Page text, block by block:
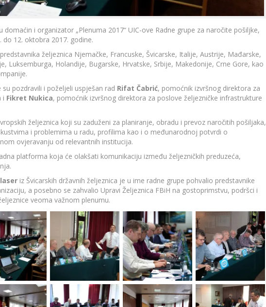
domaćin i organizator „Plenuma 2017“ UIC-ove Radne grupe za naročite pošiljke,
12. oktobra 2017. godine.
željeznica Njemačke, Francuske, Švicarske, Italije, Austrije, Mađarske,
Luksemburga, Holandije, Bugarske, Hrvatske, Srbije, Makedonije, Crne Gore, kao
su pozdravili i poželjeli uspješan rad Rifat Čabrić, pomoćnik izvršnog direktora za
i Fikret Nukica, pomoćnik izvršnog direktora za poslove željezničke infrastrukture
željeznica koji su zaduženi za planiranje, obradu i prevoz naročitih pošiljaka,
i problemima u radu, profilima kao i o međunarodnoj potvrdi o
ovjeravanju od relevantnih institucija.
platforma koja će olakšati komunikaciju između željezničkih preduzeća,
iz Švicarskih državnih željeznica je u ime radne grupe pohvalio predstavnike
a posebno se zahvalio Upravi Željeznica FBiH na gostoprimstvu, podršci i
veoma važnom plenumu.